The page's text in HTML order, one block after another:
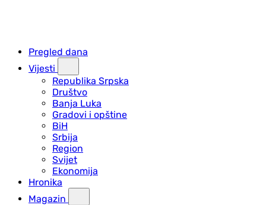
Pregled dana
Vijesti
Republika Srpska
Društvo
Banja Luka
Gradovi i opštine
BiH
Srbija
Region
Svijet
Ekonomija
Hronika
Magazin